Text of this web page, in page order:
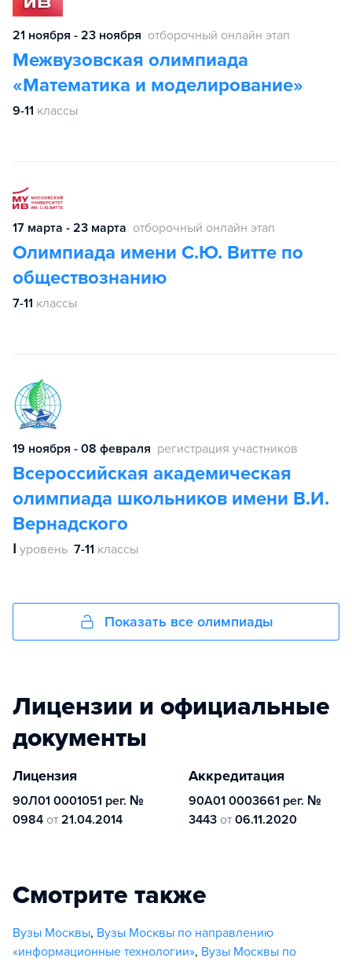
21 ноября - 23 ноября отборочный онлайн этап
Межвузовская олимпиада
«Математика и моделирование»
9-11 классы
17 марта - 23 марта отборочный онлайн этап
Олимпиада имени С.Ю. Витте по
обществознанию
7-11 классы
19 ноября - 08 февраля регистрация участников
Всероссийская академическая
олимпиада школьников имени В.И.
Вернадского
Ⅰ уровень 7-11 классы
Показать все олимпиады
Лицензии и официальные
документы
Лицензия
90Л01 0001051 рег. №
0984 от 21.04.2014
Аккредитация
90А01 0003661 рег. №
3443 от 06.11.2020
Смотрите также
Вузы Москвы, Вузы Москвы по направлению
«информационные технологии», Вузы Москвы по